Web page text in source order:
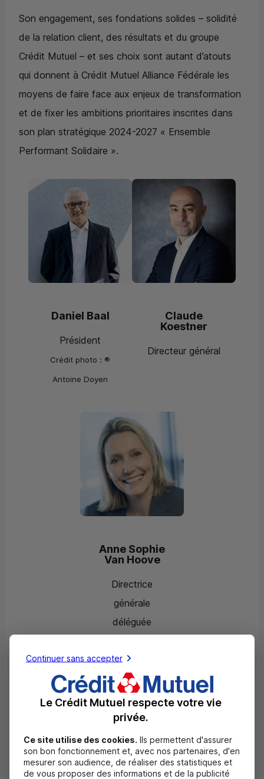
Son engagement, ses fondations solides – solidité
de la relation client, des résultats et du groupe
Crédit Mutuel – et ses choix sont autant d’atouts
qui donnent à Crédit Mutuel Alliance Fédérale les
moyens de faire face aux enjeux de transformation
et de fixer les ambitions prioritaires inscrites dans
son plan stratégique 2024-2027 « Ensemble
Performant Solidaire ».
Daniel Baal
Président
Crédit photo : ®
Antoine Doyen
Claude
Koestner
Directeur général
Anne Sophie
Van Hoove
Directrice
générale
déléguée
Crédit Mutuel Alliance Fédérale est
Continuer sans accepter
Le Crédit Mutuel respecte votre vie
privée.
Ce site utilise des cookies. Ils permettent d'assurer
son bon fonctionnement et, avec nos partenaires, d'en
mesurer son audience, de réaliser des statistiques et
de vous proposer des informations et de la publicité